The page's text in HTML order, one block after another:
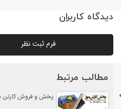
دیدگاه کاربران
فرم ثبت نظر
مطالب مرتبط
پخش و فروش کارتن